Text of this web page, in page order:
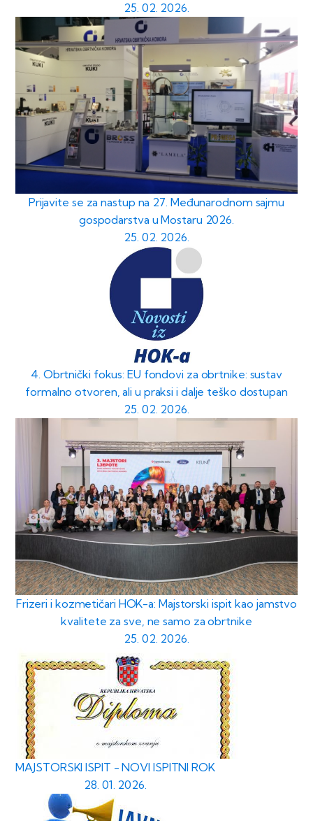
25. 02. 2026.
Prijavite se za nastup na 27. Međunarodnom sajmu
gospodarstva u Mostaru 2026.
25. 02. 2026.
4. Obrtnički fokus: EU fondovi za obrtnike: sustav
formalno otvoren, ali u praksi i dalje teško dostupan
25. 02. 2026.
Frizeri i kozmetičari HOK-a: Majstorski ispit kao jamstvo
kvalitete za sve, ne samo za obrtnike
25. 02. 2026.
MAJSTORSKI ISPIT - NOVI ISPITNI ROK
28. 01. 2026.